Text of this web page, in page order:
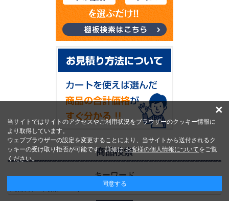
商品検索
キーワード
当サイトではサイトのアクセスやご利用状況をブラウザーのクッキー情報に
より取得しています。
ウェブブラウザーの設定を変更することにより、当サイトから送付されるク
ッキーの受け取り拒否が可能です。詳細はお客様の個人情報についてをご覧
ください。
同意する
×